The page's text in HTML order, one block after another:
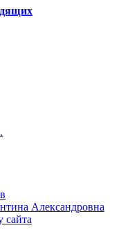
Александровна
сайта